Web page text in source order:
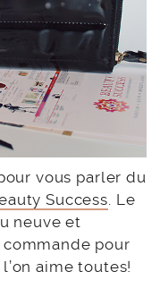
vous parler du
Success. Le
neuve et
pour
aime toutes!